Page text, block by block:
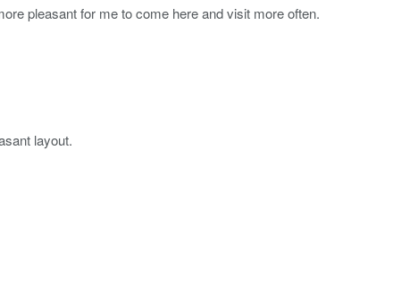
pleasant for me to come here and visit more often.
layout.